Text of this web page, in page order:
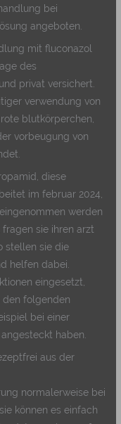
bei
angeboten.
mit fluconazol
des
privat versichert.
verwendung von
blutkörperchen,
vorbeugung von
diese
im februar 2024,
werden
sie ihren arzt
stellen sie die
helfen dabei.
eingesetzt,
den folgenden
bei einer
haben.
aus der
normalerweise bei
können es einfach